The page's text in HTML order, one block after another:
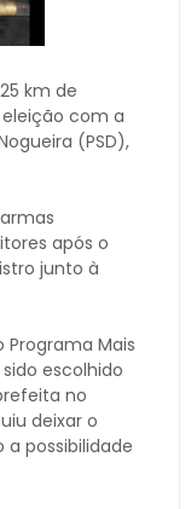
km de
eleição com a
(PSD),
após o
junto à
Mais
escolhido
no
deixar o
possibilidade